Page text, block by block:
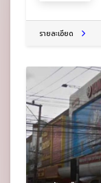
รายละเอียด